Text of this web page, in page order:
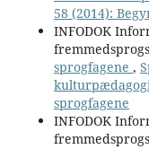
58 (2014):
INFODOK
sprogfagene ,
sprogfagene
INFODOK